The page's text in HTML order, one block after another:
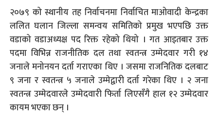
२०७९ को स्थानीय तह निर्वाचनमा निर्वाचित माओवादी केन्द्रका
ललित घलान जिल्ला समन्वय समितिको प्रमुख भएपछि उक्त
वडाको वडाअध्यक्ष पद रिक्त रहेको थियो । गत आइतबार उक्त
पदमा विभिन्न राजनीतिक दल तथा स्वतन्त्र उम्मेदवार गरी १४
जनाले मनोनयन दर्ता गराएका थिए । जसमा राजनितिक दलबाट
९ जना र स्वतन्त्र ५ जनाले उम्मेद्वारी दर्ता गरेका थिए । २ जना
स्वतन्त्र उम्मेदवारले उम्मेदवारी फिर्ता लिएसँगै हाल १२ उम्मेदवार
कायम भएका छन् ।